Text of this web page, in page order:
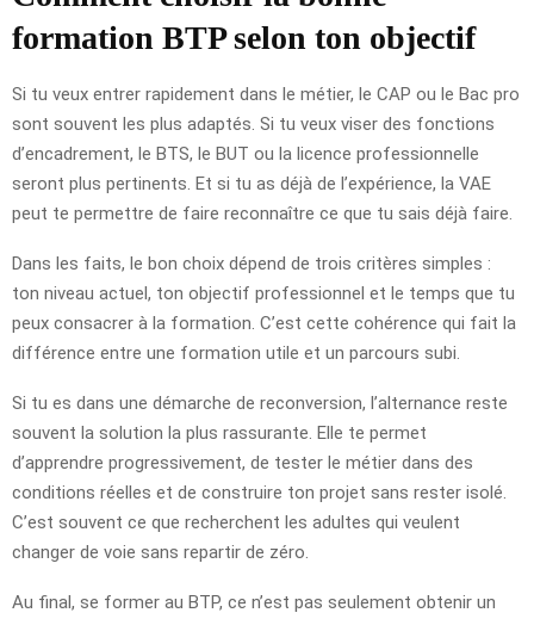
formation BTP selon ton objectif
Si tu veux entrer rapidement dans le métier, le CAP ou le Bac pro
sont souvent les plus adaptés. Si tu veux viser des fonctions
d’encadrement, le BTS, le BUT ou la licence professionnelle
seront plus pertinents. Et si tu as déjà de l’expérience, la VAE
peut te permettre de faire reconnaître ce que tu sais déjà faire.
Dans les faits, le bon choix dépend de trois critères simples :
ton niveau actuel, ton objectif professionnel et le temps que tu
peux consacrer à la formation. C’est cette cohérence qui fait la
différence entre une formation utile et un parcours subi.
Si tu es dans une démarche de reconversion, l’alternance reste
souvent la solution la plus rassurante. Elle te permet
d’apprendre progressivement, de tester le métier dans des
conditions réelles et de construire ton projet sans rester isolé.
C’est souvent ce que recherchent les adultes qui veulent
changer de voie sans repartir de zéro.
Au final, se former au BTP, ce n’est pas seulement obtenir un